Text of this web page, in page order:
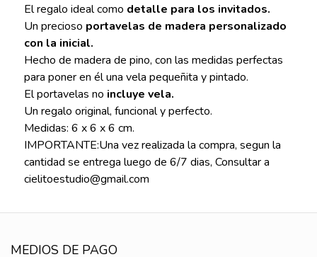
El regalo ideal como detalle para los invitados.
Un precioso portavelas de madera personalizado
con la inicial.
Hecho de madera de pino, con las medidas perfectas
para poner en él una vela pequeñita y pintado.
El portavelas no incluye vela.
Un regalo original, funcional y perfecto.
Medidas: 6 x 6 x 6 cm.
IMPORTANTE:Una vez realizada la compra, segun la
cantidad se entrega luego de 6/7 dias, Consultar a
cielitoestudio@gmail.com
MEDIOS DE PAGO